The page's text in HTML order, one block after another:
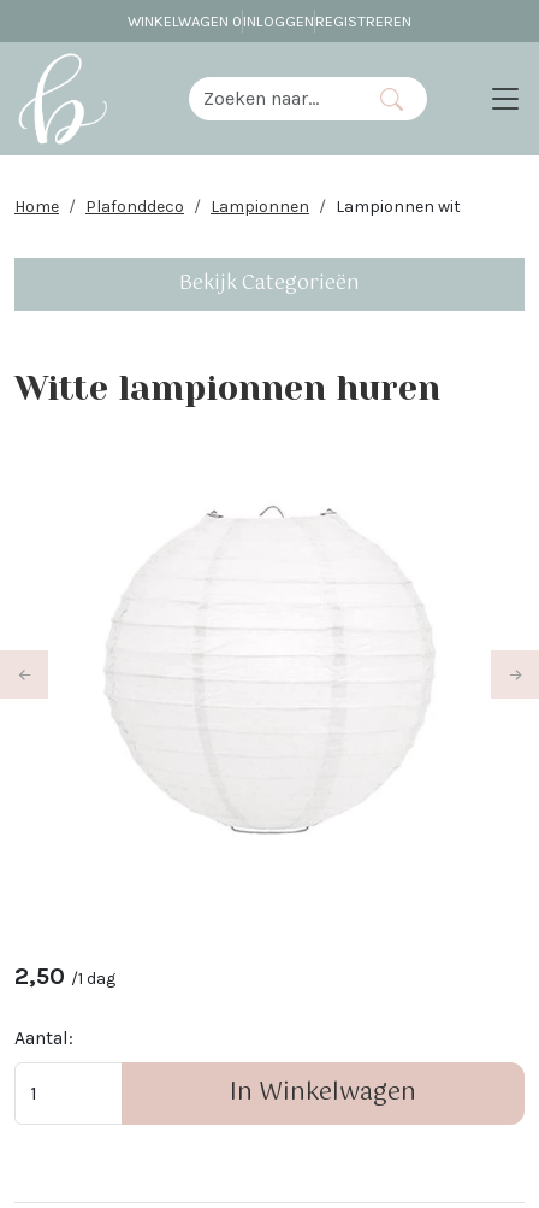
WINKELWAGEN 0 INLOGGEN REGISTREREN
Home Plafonddeco Lampionnen Lampionnen wit
Bekijk Categorieën
Witte lampionnen huren
2,50 /1 dag
Aantal:
In Winkelwagen
Previous